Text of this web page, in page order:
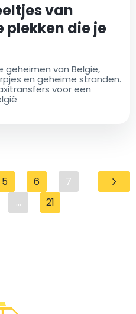
van
plekken die je
van België,
en geheime stranden.
voor een
5 6
7
... 21